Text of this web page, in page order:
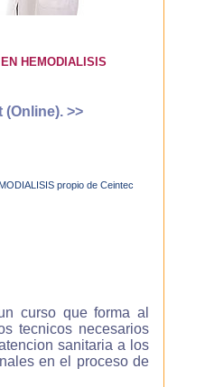
HEMODIALISIS
del
el
guía a
los
y
métodos
>>
propio de Ceintec
curso que forma al
tecnicos necesarios
sanitaria a los
en el proceso de